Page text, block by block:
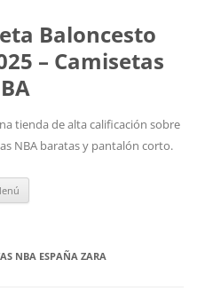
Baloncesto
– Camisetas
tienda de alta calificación sobre
NBA baratas y pantalón corto.
NBA ESPAÑA ZARA